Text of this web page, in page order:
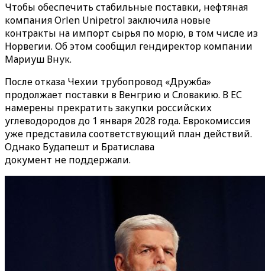
Чтобы обеспечить стабильные поставки, нефтяная
компания Orlen Unipetrol заключила новые
контракты на импорт сырья по морю, в том числе из
Норвегии. Об этом сообщил гендиректор компании
Мариуш Внук.
После отказа Чехии трубопровод «Дружба»
продолжает поставки в Венгрию и Словакию. В ЕС
намерены прекратить закупки российских
углеводородов до 1 января 2028 года. Еврокомиссия
уже представила соответствующий план действий.
Однако Будапешт и Братислава
документ не поддержали.